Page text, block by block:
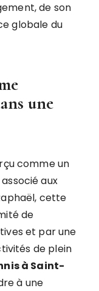
de son
globale du
une
comme un
aux
cette
de
et par une
de plein
à Saint-
à une